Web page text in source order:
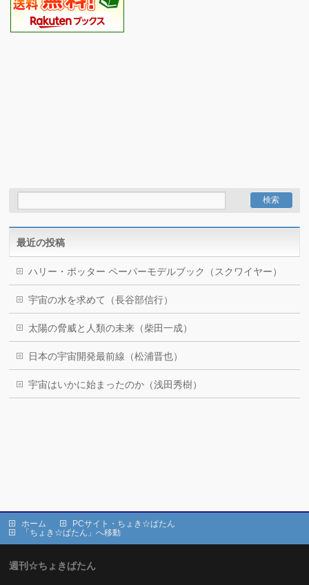
最近の投稿
ハリー・ポッター ペーパーモデルブック（スクワイヤー）
宇宙の水を求めて（長谷部信行）
太陽の脅威と人類の未来（柴田一成）
日本の宇宙開発最前線（松浦晋也）
宇宙はいかに始まったのか（浅田秀樹）
ホーム
PCサイト・ちょき☆ぱたん
「ちょき☆ぱたん」へ移動
週刊☆ちょきぱたん